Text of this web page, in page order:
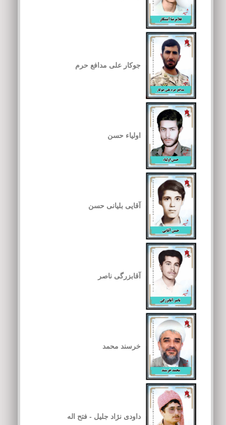
جوکار علی مدافع حرم
اولیاء حسن
آقایی بلیانی حسن
آقابزرگی ناصر
خرسند محمد
داودی نژاد جلیل - فتح اله